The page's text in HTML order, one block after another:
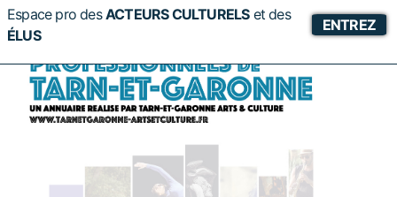
Espace pro desACTEURS CULTURELS etdes
ÉLUS
ENTREZ